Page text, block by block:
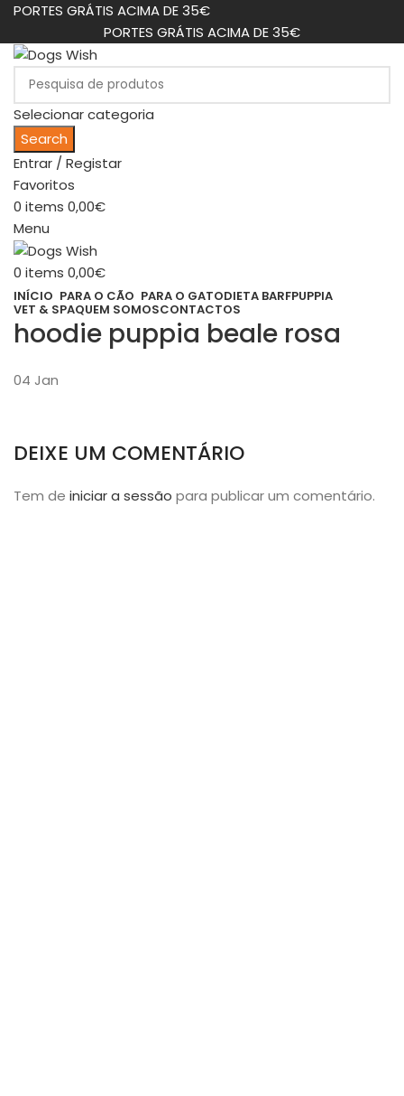
PORTES GRÁTIS ACIMA DE 35€
PORTES GRÁTIS ACIMA DE 35€
Selecionar categoria
Search
Entrar / Registar
Favoritos
0 items 0,00€
Menu
0 items 0,00€
INÍCIO PARA O CÃO PARA O GATODIETA BARFPUPPIA
VET & SPAQUEM SOMOSCONTACTOS
hoodie puppia beale rosa
04 Jan
DEIXE UM COMENTÁRIO
Tem de iniciar a sessão para publicar um comentário.